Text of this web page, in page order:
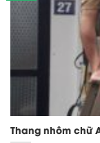
Thang nhôm chữ